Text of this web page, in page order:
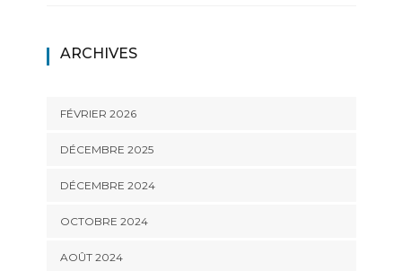
ARCHIVES
FÉVRIER 2026
DÉCEMBRE 2025
DÉCEMBRE 2024
OCTOBRE 2024
AOÛT 2024